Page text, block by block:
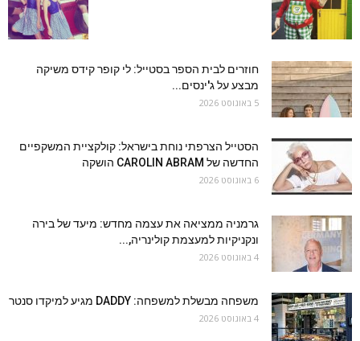
חוזרים לבית הספר בסטייל: לי קופר קידס משיקה
מבצע על ג'ינסים...
5 באוגוסט 2026
הסטייל הצרפתי נוחת בישראל: קולקציית המשקפיים
החדשה של CAROLIN ABRAM הושקה
6 באוגוסט 2026
גרמניה ממציאה את עצמה מחדש: מיעד של בירה
ונקניקיות למעצמת קולינריה,...
4 באוגוסט 2026
משפחה מבשלת למשפחה: DADDY מגיע למיקדו סנטר
4 באוגוסט 2026